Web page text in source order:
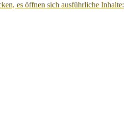
es öffnen sich ausführliche Inhalte: